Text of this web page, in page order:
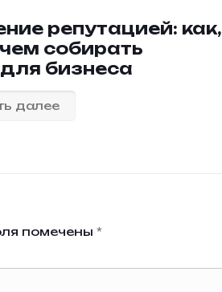
репутацией: как,
собирать
бизнеса
далее
помечены *